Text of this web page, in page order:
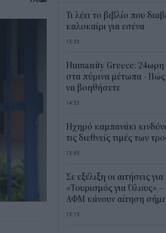
Τι λέει το βιβλίο που
καλοκαίρι για εσένα
15:33
Humanity Greece: 24ωρη
στα πύρινα μέτωπα - Πώς
να βοηθήσετε
14:55
Ηχηρό καμπανάκι
τις διεθνείς τιμές των
13:45
Σε εξέλιξη οι αιτήσεις για
«Τουρισμός για Όλους» –
ΑΦΜ κάνουν αίτηση
13:15